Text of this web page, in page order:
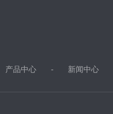
产品中心 新闻中心